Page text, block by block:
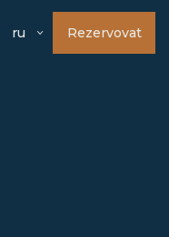
ru Rezervovat